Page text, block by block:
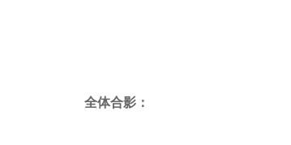
全体合影：